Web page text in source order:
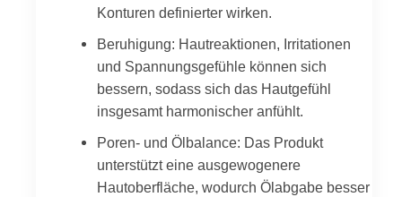
Konturen definierter wirken.
Beruhigung: Hautreaktionen, Irritationen
und Spannungsgefühle können sich
bessern, sodass sich das Hautgefühl
insgesamt harmonischer anfühlt.
Poren- und Ölbalance: Das Produkt
unterstützt eine ausgewogenere
Hautoberfläche, wodurch Ölabgabe besser